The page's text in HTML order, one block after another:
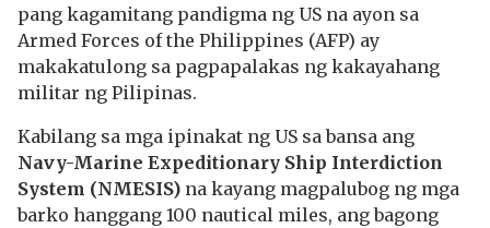
pang kagamitang pandigma ng US na ayon sa
Armed Forces of the Philippines (AFP) ay
makakatulong sa pagpapalakas ng kakayahang
militar ng Pilipinas.
Kabilang sa mga ipinakat ng US sa bansa ang
Navy-Marine Expeditionary Ship Interdiction
System (NMESIS) na kayang magpalubog ng mga
barko hanggang 100 nautical miles, ang bagong